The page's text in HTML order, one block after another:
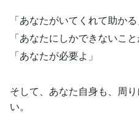
「あなたがいてくれて助かる
「あなたにしかできないこと
「あなたが必要よ」
そして、あなた自身も、周
い。